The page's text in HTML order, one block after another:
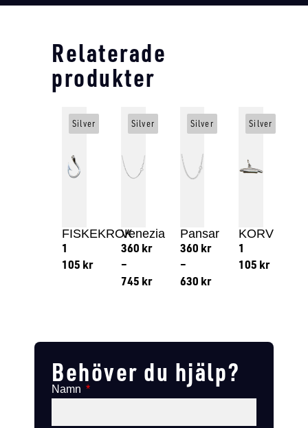
Relaterade
produkter
FISKEKROK
1
105 kr
Silver
Venezia
360 kr
–
745 kr
Silver
Pansar
360 kr
–
630 kr
Silver
KORV
1
105 kr
Silver
Behöver du hjälp?
Namn